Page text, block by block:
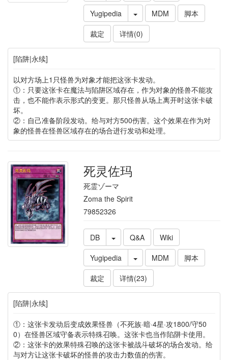
Yugipedia
MDM
脚本
裁定
详情(0)
[陷阱|永续]
以对方场上1只怪兽为对象才能把这张卡发动。
①：只要这张卡在魔法与陷阱区域存在，作为对象的怪兽不能攻
击，也不能作表示形式的变更。那只怪兽从场上离开时这张卡破
坏。
②：自己准备阶段发动。给与对方500伤害。这个效果在作为对
象的怪兽在怪兽区域存在的场合进行发动和处理。
死灵佐玛
死霊ゾーマ
Zoma the Spirit
79852326
DB Q&A
Wiki
Yugipedia
MDM
脚本
裁定
详情(23)
[陷阱|永续]
①：这张卡发动后变成效果怪兽（不死族·暗·4星·攻1800/守50
0）在怪兽区域守备表示特殊召唤。这张卡也当作陷阱卡使用。
②：这张卡的效果特殊召唤的这张卡被战斗破坏的场合发动。给
与对方让这张卡破坏的怪兽的攻击力数值的伤害。